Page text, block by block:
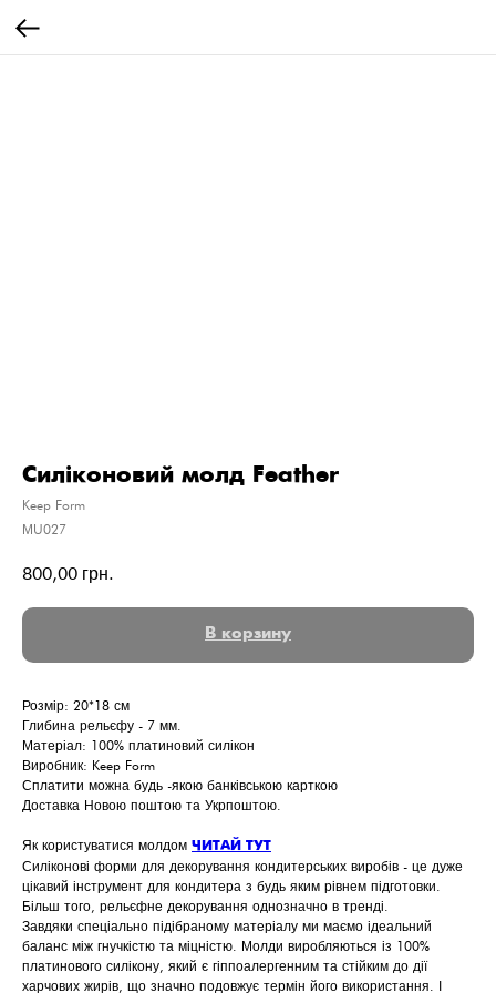
Силіконовий молд Feather
Keep Form
МU027
800,00 грн.
В корзину
Розмір: 20*18 см
Глибина рельєфу - 7 мм.
Матеріал: 100% платиновий силікон
Виробник: Keep Form
Сплатити можна будь -якою банківською карткою
Доставка Новою поштою та Укрпоштою.
Як користуватися молдом ЧИТАЙ ТУТ
Силіконові форми для декорування кондитерських виробів - це дуже
цікавий інструмент для кондитера з будь яким рівнем підготовки.
Більш того, рельєфне декорування однозначно в тренді.
Завдяки спеціально підібраному матеріалу ми маємо ідеальний
баланс між гнучкістю та міцністю. Молди виробляються із 100%
платинового силікону, який є гіппоалергенним та стійким до дії
харчових жирів, що значно подовжує термін його використання. І